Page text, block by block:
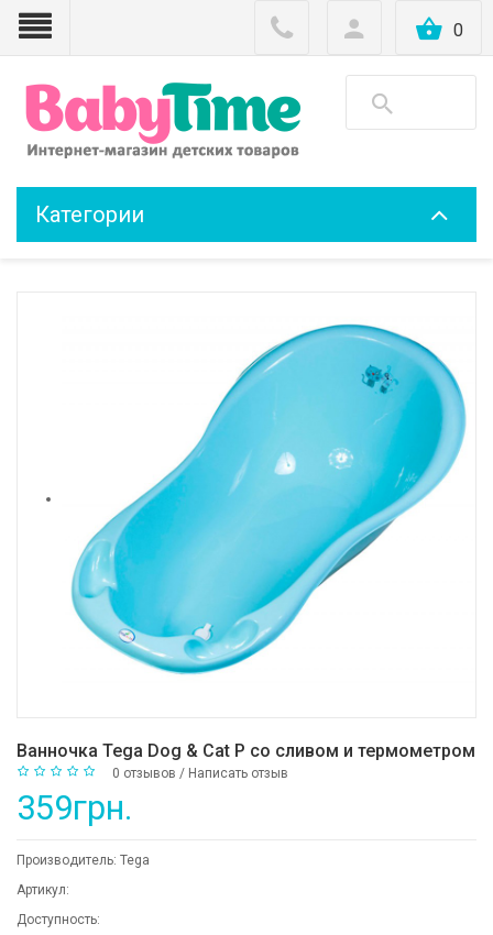
0
Категории
Ванночка Tega Dog & Cat P со сливом и термометром
0 отзывов / Написать отзыв
359грн.
Производитель: Tega
Артикул:
Доступность: